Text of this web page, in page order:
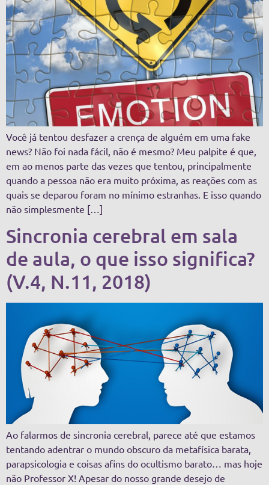
Você já tentou desfazer a crença de alguém em uma fake
news? Não foi nada fácil, não é mesmo? Meu palpite é que,
em ao menos parte das vezes que tentou, principalmente
quando a pessoa não era muito próxima, as reações com as
quais se deparou foram no mínimo estranhas. E isso quando
não simplesmente […]
Sincronia cerebral em sala
de aula, o que isso significa?
(V.4, N.11, 2018)
Ao falarmos de sincronia cerebral, parece até que estamos
tentando adentrar o mundo obscuro da metafísica barata,
parapsicologia e coisas afins do ocultismo barato… mas hoje
não Professor X! Apesar do nosso grande desejo de